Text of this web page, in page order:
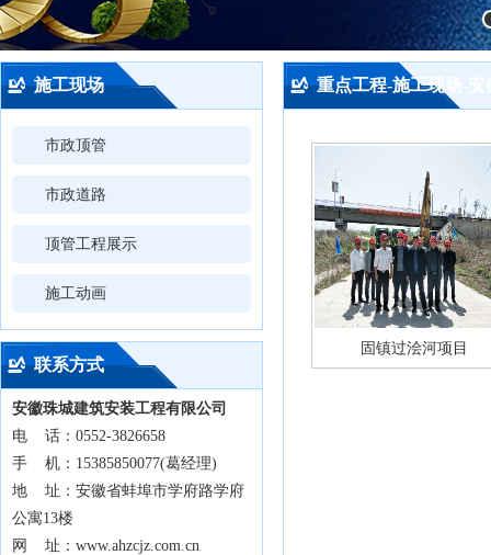
施工现场
市政顶管
市政道路
顶管工程展示
施工动画
联系方式
安徽珠城建筑安装工程有限公司
电 话：0552-3826658
手 机：15385850077(葛经理)
地 址：安徽省蚌埠市学府路学府
公寓13楼
网 址：www.ahzcjz.com.cn
重点工程-施工现场-
固镇过浍河项目